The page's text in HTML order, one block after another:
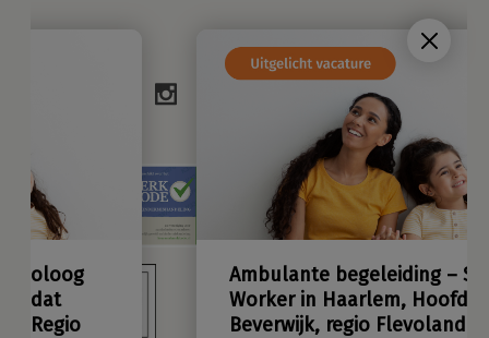
Ambulante begeleiding – Social
Worker in Haarlem, Hoofdorp,
Beverwijk, regio Flevoland of
Alkmaar Zaanstreek